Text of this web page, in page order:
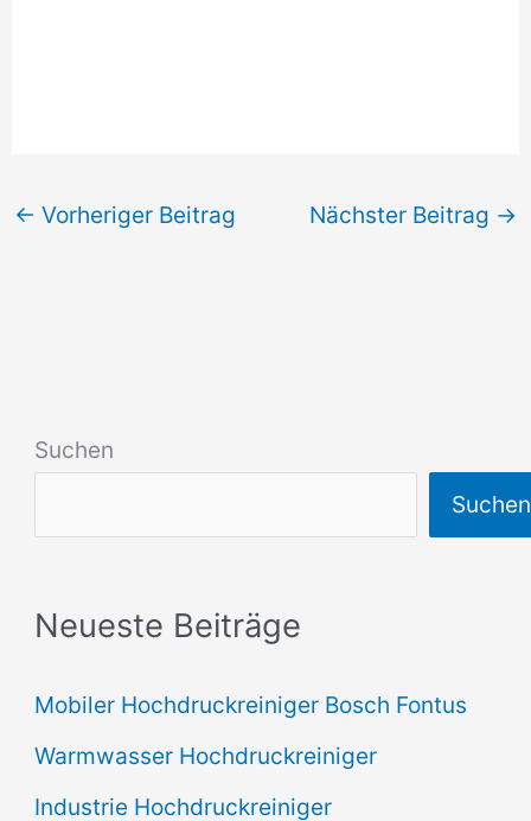
← Vorheriger Beitrag Nächster Beitrag →
Suchen
Suchen
Neueste Beiträge
Mobiler Hochdruckreiniger Bosch Fontus
Warmwasser Hochdruckreiniger
Industrie Hochdruckreiniger